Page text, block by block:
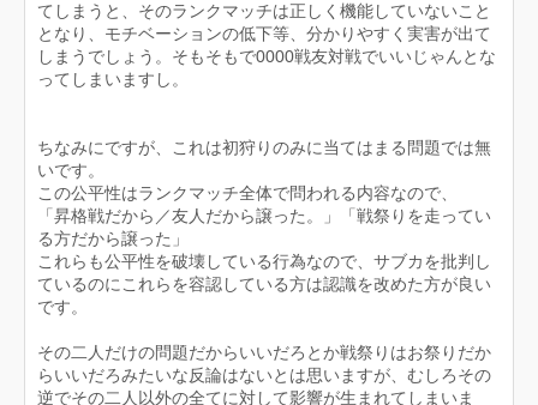
てしまうと、そのランクマッチは正しく機能していないこと
となり、モチベーションの低下等、分かりやすく実害が出て
しまうでしょう。そもそもで0000戦友対戦でいいじゃんとな
ってしまいますし。
ちなみにですが、これは初狩りのみに当てはまる問題では無
いです。
この公平性はランクマッチ全体で問われる内容なので、
「昇格戦だから／友人だから譲った。」「戦祭りを走ってい
る方だから譲った」
これらも公平性を破壊している行為なので、サブカを批判し
ているのにこれらを容認している方は認識を改めた方が良い
です。
その二人だけの問題だからいいだろとか戦祭りはお祭りだか
らいいだろみたいな反論はないとは思いますが、むしろその
逆でその二人以外の全てに対して影響が生まれてしまいま